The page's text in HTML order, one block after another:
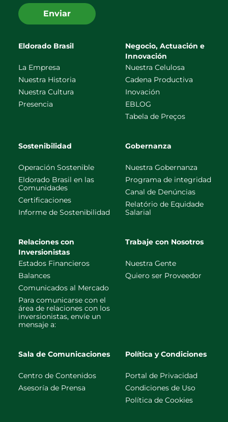
Enviar
Eldorado Brasil
La Empresa
Nuestra Historia
Nuestra Cultura
Presencia
Negocio, Actuación e
Innovación
Nuestra Celulosa
Cadena Productiva
Inovación
EBLOG
Tabela de Preços
Sostenibilidad
Operación Sostenible
Eldorado Brasil en las
Comunidades
Certificaciones
Informe de Sostenibilidad
Gobernanza
Nuestra Gobernanza
Programa de integridad
Canal de Denúncias
Relatório de Equidade
Salarial
Relaciones con
Inversionistas
Estados Financieros
Balances
Comunicados al Mercado
Para comunicarse con el
área de relaciones con los
inversionistas, envíe un
mensaje a:
Trabaje con Nosotros
Nuestra Gente
Quiero ser Proveedor
Sala de Comunicaciones
Centro de Contenidos
Asesoría de Prensa
Política y Condiciones
Portal de Privacidad
Condiciones de Uso
Política de Cookies